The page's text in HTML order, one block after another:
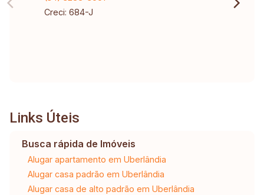
Creci: 684-J
Links Úteis
Busca rápida de Imóveis
Alugar apartamento em Uberlândia
Alugar casa padrão em Uberlândia
Alugar casa de alto padrão em Uberlândia